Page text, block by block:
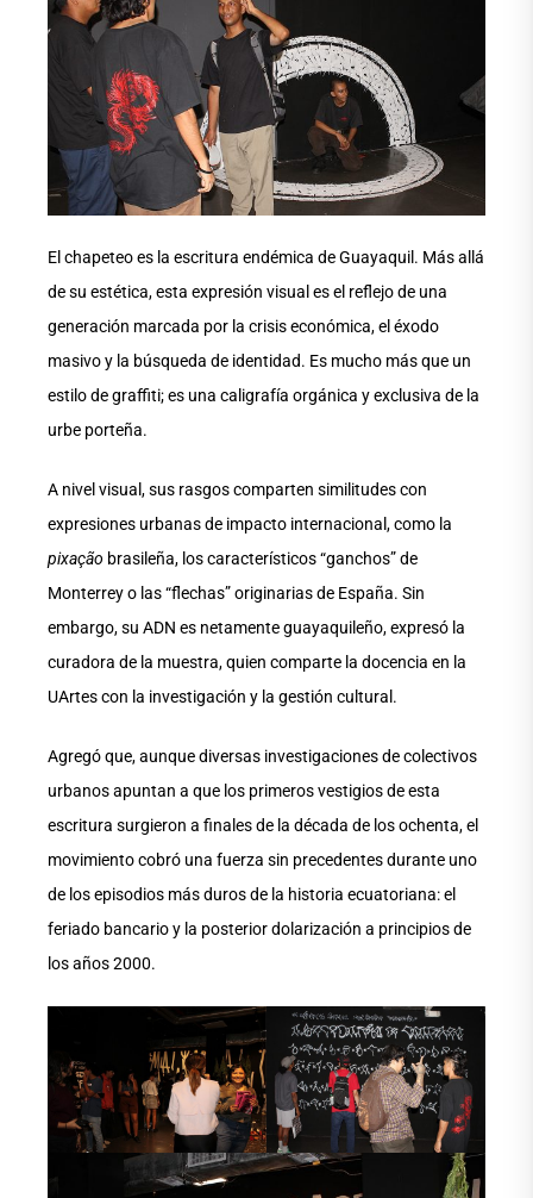
El chapeteo es la escritura endémica de Guayaquil. Más allá
de su estética, esta expresión visual es el reflejo de una
generación marcada por la crisis económica, el éxodo
masivo y la búsqueda de identidad. Es mucho más que un
estilo de graffiti; es una caligrafía orgánica y exclusiva de la
urbe porteña.
A nivel visual, sus rasgos comparten similitudes con
expresiones urbanas de impacto internacional, como la
pixação brasileña, los característicos “ganchos” de
Monterrey o las “flechas” originarias de España. Sin
embargo, su ADN es netamente guayaquileño, expresó la
curadora de la muestra, quien comparte la docencia en la
UArtes con la investigación y la gestión cultural.
Agregó que, aunque diversas investigaciones de colectivos
urbanos apuntan a que los primeros vestigios de esta
escritura surgieron a finales de la década de los ochenta, el
movimiento cobró una fuerza sin precedentes durante uno
de los episodios más duros de la historia ecuatoriana: el
feriado bancario y la posterior dolarización a principios de
los años 2000.